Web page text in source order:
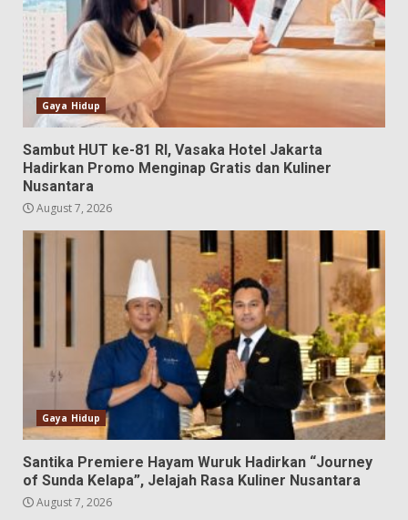
Gaya Hidup
Sambut HUT ke-81 RI, Vasaka Hotel Jakarta
Hadirkan Promo Menginap Gratis dan Kuliner
Nusantara
August 7, 2026
Gaya Hidup
Santika Premiere Hayam Wuruk Hadirkan “Journey
of Sunda Kelapa”, Jelajah Rasa Kuliner Nusantara
August 7, 2026